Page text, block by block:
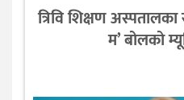
त्रिवि शिक्षण
म’ बोलको